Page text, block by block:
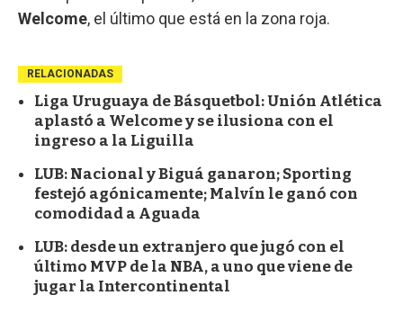
Welcome, el último que está en la zona roja.
RELACIONADAS
Liga Uruguaya de Básquetbol: Unión Atlética
aplastó a Welcome y se ilusiona con el
ingreso a la Liguilla
LUB: Nacional y Biguá ganaron; Sporting
festejó agónicamente; Malvín le ganó con
comodidad a Aguada
LUB: desde un extranjero que jugó con el
último MVP de la NBA, a uno que viene de
jugar la Intercontinental